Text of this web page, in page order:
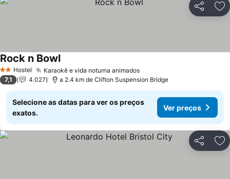
Partilhar
2 Estrelas
Hostel Karaokê e vida noturna animadosVer preços
Rock n BowlVer preços
7,1 4.027 a 2.4 km de Clifton Suspension Bridge
Selecione as datas para ver os preços
exatos.
Ver preços
Partilhar